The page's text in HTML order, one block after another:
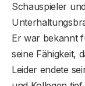
Schauspieler
Er war bekannt
seine Fähigkeit,
Leider endete